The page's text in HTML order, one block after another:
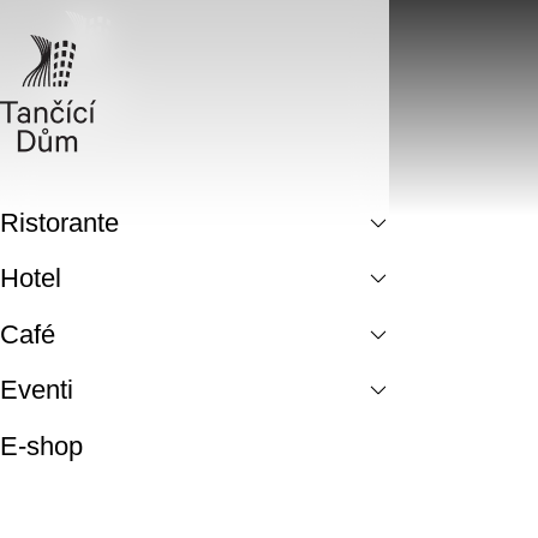
Ristorante
Hotel
Café
Eventi
E-shop